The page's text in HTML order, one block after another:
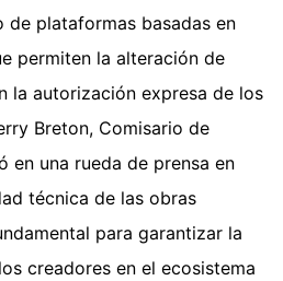
de plataformas basadas en
permiten la alteración de
la autorización expresa de los
Breton, Comisario de
en una rueda de prensa en
técnica de las obras
para garantizar la
creadores en el ecosistema